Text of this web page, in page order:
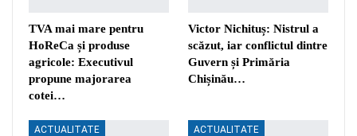
TVA mai mare pentru
HoReCa și produse
agricole: Executivul
propune majorarea
cotei…
Victor Nichituș: Nistrul a
scăzut, iar conflictul dintre
Guvern și Primăria
Chișinău…
ACTUALITATE ACTUALITATE